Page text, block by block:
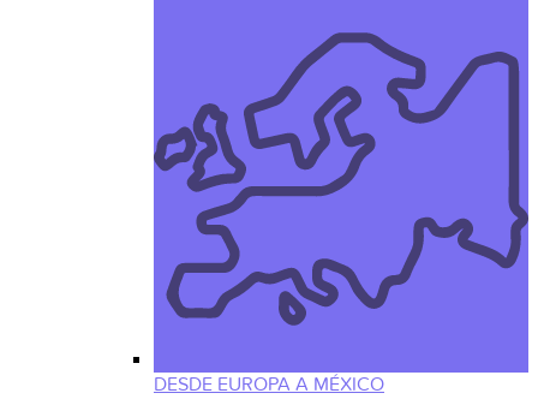
DESDE EUROPA A MÉXICO